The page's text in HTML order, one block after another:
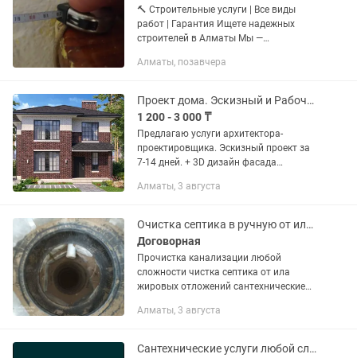
🔨 Строительные услуги | Все виды
работ | Гарантия Ищете надежных
строителей в Алматы Мы —
выполняем работы любой сложности
быстро,...
Алматы, позавчера
Проект дома. Эскизный и Рабочий проект
1 200 - 3 000 ₸
Предлагаю услуги архитектора-
проектировщика. Эскизный проект за
7-14 дней. + 3D дизайн фасада
эскизного и рабочего проекта.
любой...
Алматы, 3 августа
Очистка септика в ручную от ила когда не работает яма
Договорная
Прочистка канализации любой
сложности чистка септика от ила
жировых отложений сантехнические
строительство септика из разных
варианты...
Алматы, 3 августа
Сантехнические услуги любой сложности ремонт бойлеров любой марки